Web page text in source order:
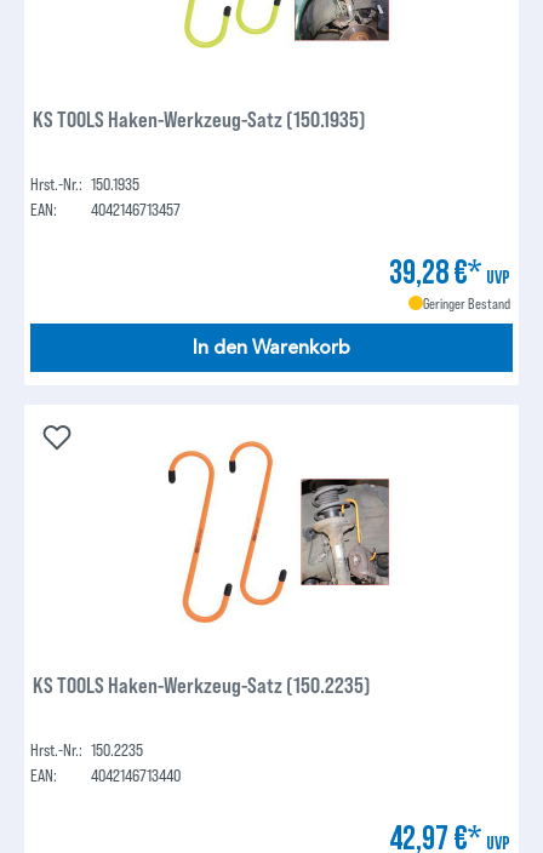
KS TOOLS Haken-Werkzeug-Satz (150.1935)
Hrst.-Nr.: 150.1935
EAN:
4042146713457
39,28 €* UVP
Geringer Bestand
In den Warenkorb
KS TOOLS Haken-Werkzeug-Satz (150.2235)
Hrst.-Nr.: 150.2235
EAN:
4042146713440
42,97 €* UVP